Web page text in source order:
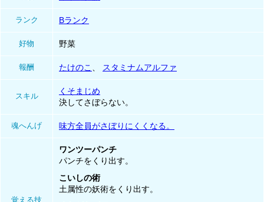
ランク Bランク
好物 野菜
報酬 たけのこ スタミナムアルファ
スキル
くそまじめ
決してさぼらない。
魂へんげ 味方全員がさぼりにくくなる。
覚える技
ワンツーパンチ
パンチをくり出す。
こいしの術
土属性の妖術をくり出す。